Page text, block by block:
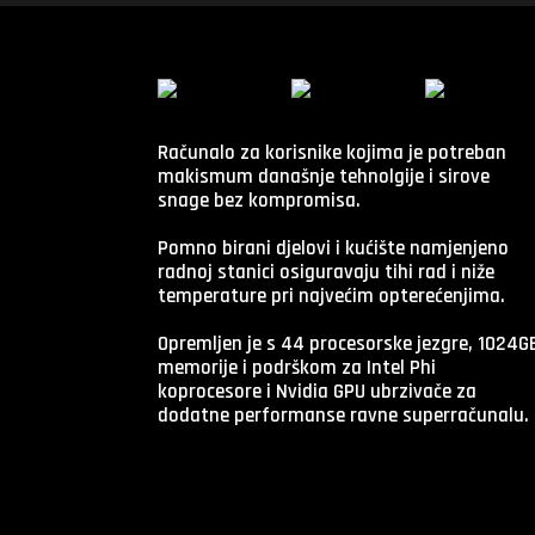
Računalo za korisnike kojima je potreban
makismum današnje tehnolgije i sirove
snage bez kompromisa.
Pomno birani djelovi i kućište namjenjeno
radnoj stanici osiguravaju tihi rad i niže
temperature pri najvećim opterećenjima.
Opremljen je s 44 procesorske jezgre,
memorije i podrškom za Intel Phi
koprocesore i Nvidia GPU ubrzivače za
dodatne performanse ravne superračunalu.